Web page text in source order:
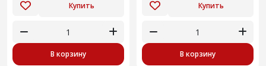
Купить
В корзину
Купить
В корзину